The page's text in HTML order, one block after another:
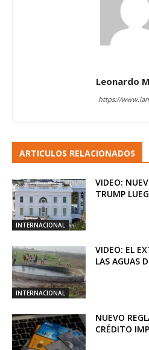
Leonardo
https://
ARTICULOS RELACIONADOS
INTERNACIONAL
VIDEO:
TRUMP
INTERNACIONAL
VIDEO: EL
LAS AGUAS
NUEVO
CRÉDITO